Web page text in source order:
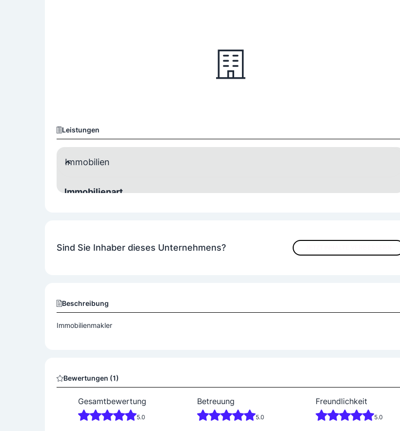
Leistungen
Immobilien
Immobilienart
Kauf Mieten
Sind Sie Inhaber dieses Unternehmens?
Beschreibung
Immobilienmakler
Bewertungen (1)
Gesamtbewertung
5.0
Betreuung
5.0
Freundlichkeit
5.0